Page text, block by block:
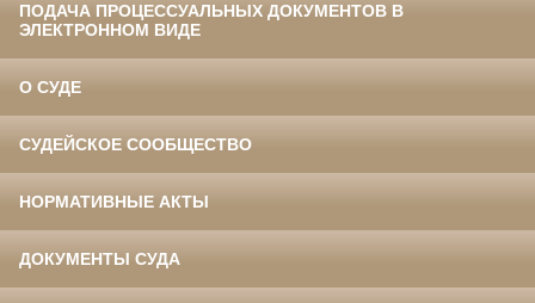
ПОДАЧА ПРОЦЕССУАЛЬНЫХ ДОКУМЕНТОВ В
ЭЛЕКТРОННОМ ВИДЕ
О СУДЕ
СУДЕЙСКОЕ СООБЩЕСТВО
НОРМАТИВНЫЕ АКТЫ
ДОКУМЕНТЫ СУДА